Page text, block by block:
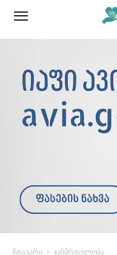
მთავარი ჯანმრთელობა